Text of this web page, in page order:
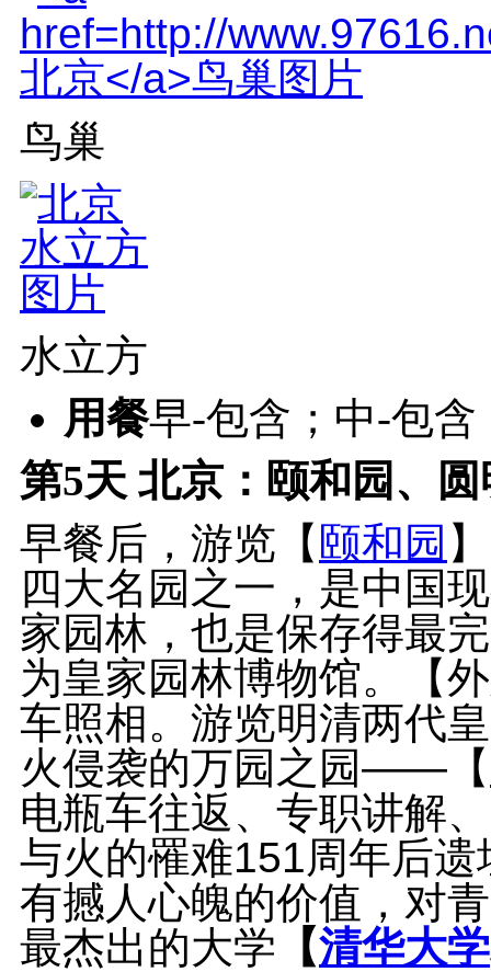
鸟巢
水立方
用餐早-包含；中-包
第5天 北京：颐和园、
早餐后，游览【 颐和园
四大名园之一，是中国
家园林，也是保存得最
为皇家园林博物馆。【
车照相。游览明清两代
火侵袭的万园之园——【
电瓶车往返、专职讲解
与火的罹难151周年后
有撼人心魄的价值，对
最杰出的大学 【清华大学